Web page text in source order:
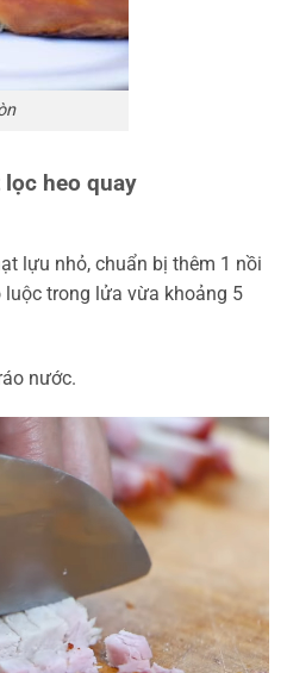
lọc heo quay
lựu nhỏ, chuẩn bị thêm 1 nồi
luộc trong lửa vừa khoảng 5
nước.